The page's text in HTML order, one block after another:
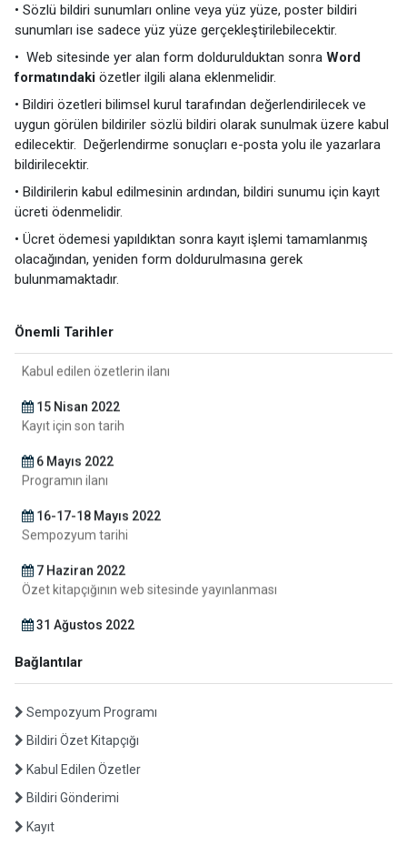
• Sözlü bildiri sunumları online veya yüz yüze, poster bildiri
sunumları ise sadece yüz yüze gerçekleştirilebilecektir.
• Web sitesinde yer alan form doldurulduktan sonra Word
formatındaki özetler ilgili alana eklenmelidir.
• Bildiri özetleri bilimsel kurul tarafından değerlendirilecek ve
uygun görülen bildiriler sözlü bildiri olarak sunulmak üzere kabul
edilecektir. Değerlendirme sonuçları e-posta yolu ile yazarlara
bildirilecektir.
• Bildirilerin kabul edilmesinin ardından, bildiri sunumu için kayıt
ücreti ödenmelidir.
• Ücret ödemesi yapıldıktan sonra kayıt işlemi tamamlanmış
olacağından, yeniden form doldurulmasına gerek
bulunmamaktadır.
Önemli Tarihler
Programın ilanı
16-17-18 Mayıs 2022
Sempozyum tarihi
7 Haziran 2022
Özet kitapçığının web sitesinde yayınlanması
31 Ağustos 2022
Kasım 2022
Elektronik Bildiri Kitabının Yayınlanması
11 Mart 2022
Özet gönderim için son tarih
1 Nisan 2022
15 Nisan 2022
Kayıt için son tarih
6 Mayıs 2022
Programın ilanı
16-17-18 Mayıs 2022
Sempozyum tarihi
7 Haziran 2022
Özet kitapçığının web sitesinde yayınlanması
31 Ağustos 2022
Tam metin gönderimi
Elektronik Bildiri Kitabının Yayınlanması
11 Mart 2022
1 Nisan 2022
Kayıt için son tarih
Bağlantılar
Sempozyum Programı
Bildiri Özet Kitapçığı
Kabul Edilen Özetler
Bildiri Gönderimi
Kayıt